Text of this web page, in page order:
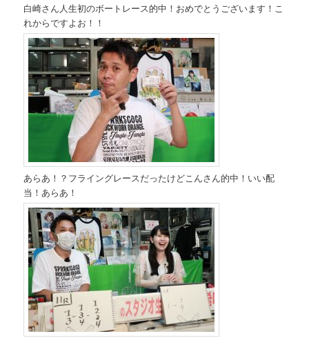
白崎さん人生初のボートレース的中！おめでとうございます！こ
れからですよお！！
あらあ！？フライングレースだったけどこんさん的中！いい配
当！あらあ！